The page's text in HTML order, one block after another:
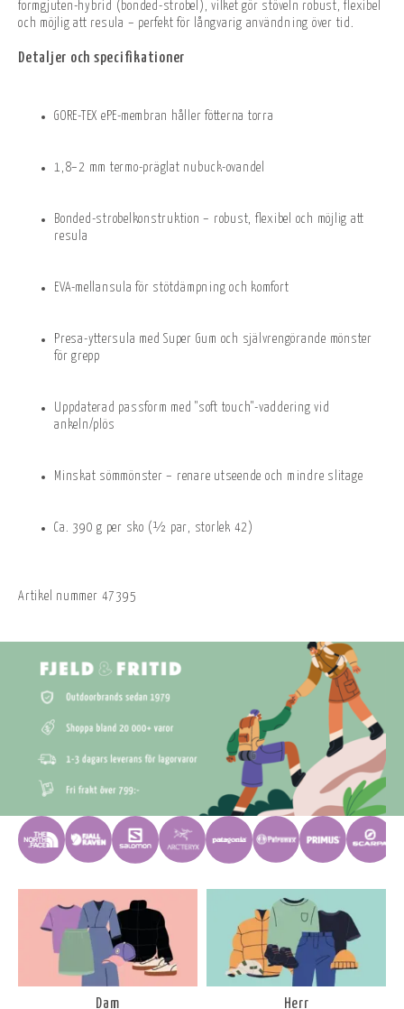
formgjuten-hybrid (bonded-strobel), vilket gör stöveln robust, flexibel
och möjlig att resula – perfekt för långvarig användning över tid.
Detaljer och specifikationer
GORE-TEX ePE-membran håller fötterna torra
1,8–2 mm termo-präglat nubuck-ovandel
Bonded-strobelkonstruktion – robust, flexibel och möjlig att
resula
EVA-mellansula för stötdämpning och komfort
Presa-yttersula med Super Gum och självrengörande mönster
för grepp
Uppdaterad passform med "soft touch"-vaddering vid
ankeln/plös
Minskat sömmönster – renare utseende och mindre slitage
Ca. 390 g per sko (½ par, storlek 42)
Artikel nummer 47395
Dam Herr